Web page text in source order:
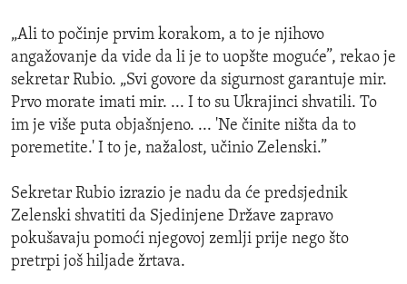
„Ali to počinje prvim korakom, a to je njihovo
angažovanje da vide da li je to uopšte moguće”, rekao je
sekretar Rubio. „Svi govore da sigurnost garantuje mir.
Prvo morate imati mir. ... I to su Ukrajinci shvatili. To
im je više puta objašnjeno. ... 'Ne činite ništa da to
poremetite.' I to je, nažalost, učinio Zelenski.”
Sekretar Rubio izrazio je nadu da će predsjednik
Zelenski shvatiti da Sjedinjene Države zapravo
pokušavaju pomoći njegovoj zemlji prije nego što
pretrpi još hiljade žrtava.